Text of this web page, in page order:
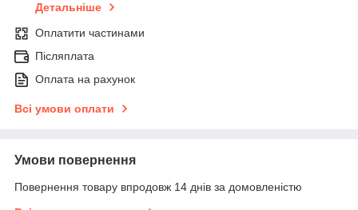
Детальніше
Оплатити частинами
Післяплата
Оплата на рахунок
Всі умови оплати
Умови повернення
Повернення товару впродовж 14 днів за домовленістю